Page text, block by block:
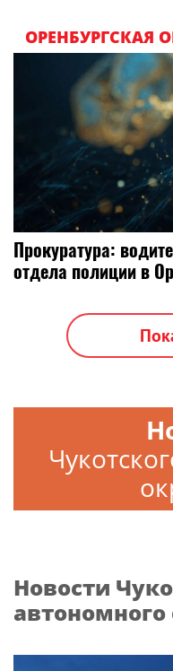
ОРЕНБУРГСКАЯ
Прокуратура:
отдела полиции в
Новости
автономного